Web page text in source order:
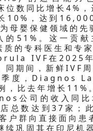
数同比增长4%
10%，达到
母婴保健领域的
51%。这一贡
质的专科医生和专
IVF在2025
同期间，新鲜IVF
季度，Diagnos
，比去年增长11%
公司的收入同
总数达到37家；
群向直接面向患
续巩固其在印尼机